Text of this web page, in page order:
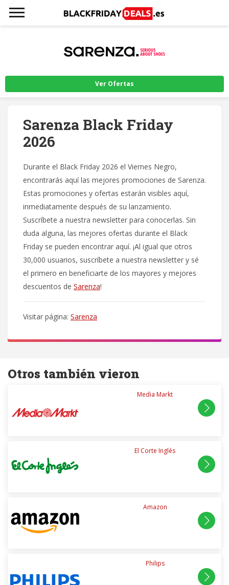
Ver Ofertas
Sarenza Black Friday
2026
Durante el Black Friday 2026 el Viernes Negro,
encontrarás aquí las mejores promociones de Sarenza.
Estas promociones y ofertas estarán visibles aquí,
inmediatamente después de su lanzamiento.
Suscríbete a nuestra newsletter para conocerlas. Sin
duda alguna, las mejores ofertas durante el Black
Friday se pueden encontrar aquí. ¡Al igual que otros
30,000 usuarios, suscríbete a nuestra newsletter y sé
el primero en beneficiarte de los mayores y mejores
descuentos de Sarenza!
Visitar página: Sarenza
Otros también vieron
Media Markt
El Corte Inglés
Amazon
Philips